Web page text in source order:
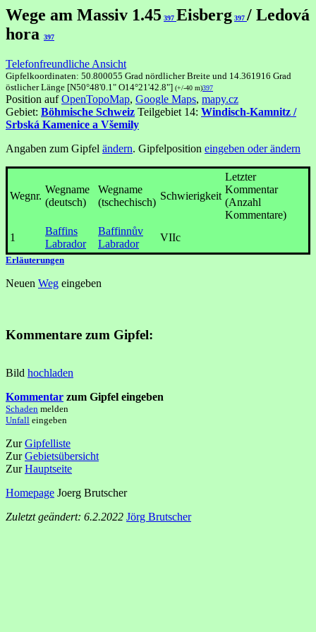
Wege am Massiv 1.45 397 Eisberg 397 / Ledová
hora
397
Telefonfreundliche Ansicht
Gipfelkoordinaten: 50.800055 Grad nördlicher Breite und 14.361916 Grad
östlicher Länge [N50°48'0.1" O14°21'42.8"] (+/-40 m)397
Position aufOpenTopoMap, Google Maps, mapy.cz
Gebiet: Böhmische Schweiz Teilgebiet 14: Windisch-Kamnitz /
Srbská Kamenice a Všemily
Angaben zum Gipfel ändern. Gipfelposition eingeben oder ändern
Wegnr.
Wegname
(deutsch)
Wegname
(tschechisch)
Schwierigkeit
Letzter
Kommentar
(Anzahl
Kommentare)
1
Baffins
Labrador
Baffinnův
Labrador
VIIc
Erläuterungen
Neuen Weg eingeben
Kommentare zum Gipfel:
Bild hochladen
Kommentar zum Gipfel eingeben
Schaden melden
Unfall eingeben
ZurGipfelliste
ZurGebietsübersicht
ZurHauptseite
Homepage Joerg Brutscher
Zuletzt geändert: 6.2.2022 Jörg Brutscher